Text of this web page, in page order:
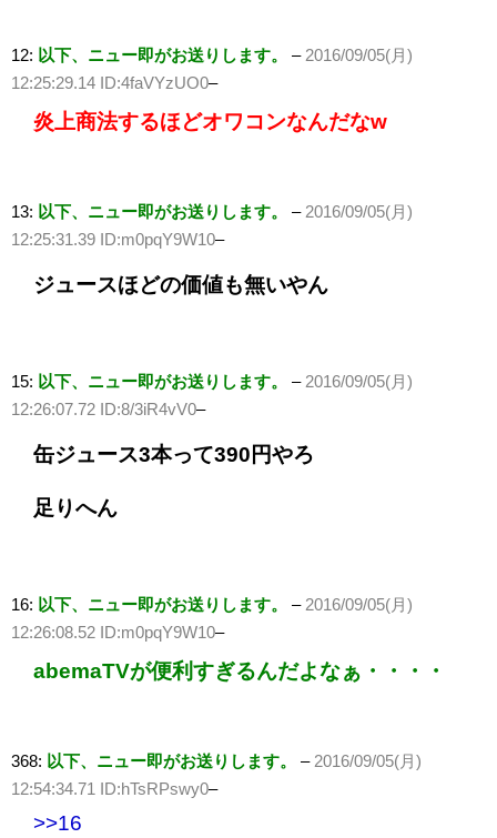
12: 以下、ニュー即がお送りします。 –2016/09/05(月)
12:25:29.14 ID:4faVYzUO0–
炎上商法するほどオワコンなんだなw
13: 以下、ニュー即がお送りします。 –2016/09/05(月)
12:25:31.39 ID:m0pqY9W10–
ジュースほどの価値も無いやん
15: 以下、ニュー即がお送りします。 –2016/09/05(月)
12:26:07.72 ID:8/3iR4vV0–
缶ジュース3本って390円やろ
足りへん
16: 以下、ニュー即がお送りします。 –2016/09/05(月)
12:26:08.52 ID:m0pqY9W10–
abemaTVが便利すぎるんだよなぁ・・・・
368: 以下、ニュー即がお送りします。 –2016/09/05(月)
12:54:34.71 ID:hTsRPswy0–
>>16